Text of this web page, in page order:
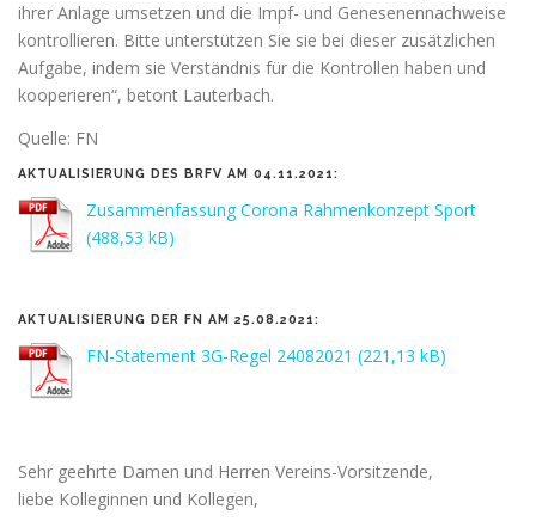
ihrer Anlage umsetzen und die Impf- und Genesenennachweise
kontrollieren. Bitte unterstützen Sie sie bei dieser zusätzlichen
Aufgabe, indem sie Verständnis für die Kontrollen haben und
kooperieren“, betont Lauterbach.
Quelle: FN
AKTUALISIERUNG DES BRFV AM 04.11.2021:
Zusammenfassung Corona Rahmenkonzept Sport
AKTUALISIERUNG DER FN AM 25.08.2021:
FN-Statement 3G-Regel 24082021
Sehr geehrte Damen und Herren Vereins-Vorsitzende,
liebe Kolleginnen und Kollegen,